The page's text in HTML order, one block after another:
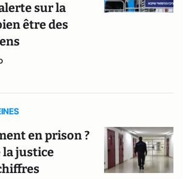
sur la
être des
en prison ?
la justice